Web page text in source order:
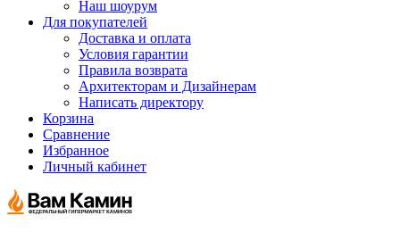
Наш шоурум
Для покупателей
Доставка и оплата
Условия гарантии
Правила возврата
Архитекторам и Дизайнерам
Написать директору
Корзина
Сравнение
Избранное
Личный кабинет